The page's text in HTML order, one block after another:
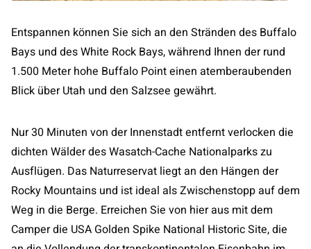
Entspannen können Sie sich an den Stränden des Buffalo
Bays und des White Rock Bays, während Ihnen der rund
1.500 Meter hohe Buffalo Point einen atemberaubenden
Blick über Utah und den Salzsee gewährt.
Nur 30 Minuten von der Innenstadt entfernt verlocken die
dichten Wälder des Wasatch-Cache Nationalparks zu
Ausflügen. Das Naturreservat liegt an den Hängen der
Rocky Mountains und ist ideal als Zwischenstopp auf dem
Weg in die Berge. Erreichen Sie von hier aus mit dem
Camper die USA Golden Spike National Historic Site, die